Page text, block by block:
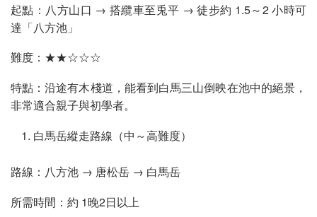
起點：八方山口 → 搭纜車至兎平 → 徒步約 1.5～2 小時可
達「八方池」
難度：★★☆☆☆
特點：沿途有木棧道，能看到白馬三山倒映在池中的絕景，
非常適合親子與初學者。
白馬岳縱走路線（中～高難度）
路線：八方池 → 唐松岳 → 白馬岳
所需時間：約 1晚2日以上